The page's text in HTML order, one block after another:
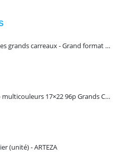
000 CFA.
Cahier 192 pages grands carreaux - Grand format - Brochure dos toilé - 24x32 cm - Papier blanc 90 g - Couverture carte pelliculée couleur aléatoire - Clairefontaine
Cahier Polypro multicouleurs 17×22 96p Grands Carreaux Séyès 90g - CALLIGRAPHE
(unité) - ARTEZA